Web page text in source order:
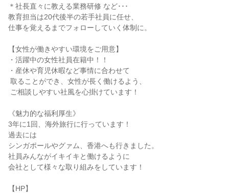
＊社長直々に教える業務研修 など･･･
教育担当は20代後半の若手社員に任せ、
仕事を覚えるまでフォローしていく体制に。
【女性が働きやすい環境をご用意】
・活躍中の女性社員在籍中！！
・産休や育児休暇など事情に合わせて
《魅力的な福利厚生》
3年に1回、海外旅行に行っています！
過去には
シンガポールやグァム、香港へも行きました。
社員みんながイキイキと働けるように
会社として様々な取り組みをしています！
【HP】